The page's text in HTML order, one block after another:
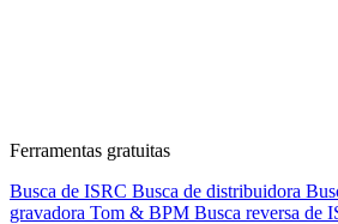
Ferramentas gratuitas
Busca de ISRC Busca de distribuidora
gravadora Tom & BPM Busca reversa de